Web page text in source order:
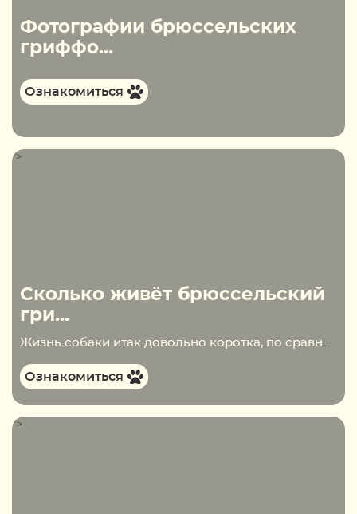
Фотографии брюссельских
гриффо...
Ознакомиться
">
Сколько живёт брюссельский
гри...
Жизнь собаки итак довольно коротка, по сравнению с человеческой, поэтому, заводя питомца, хочется понимать сколько четвероногий друг будет сопровождать нас на жизненном пути. Брюссельский грифон, как и все собаки «карманного типа» обладает средней продолжительностью жизни. Продолжительность жизни брюссельского гриффона Для…
Ознакомиться
">